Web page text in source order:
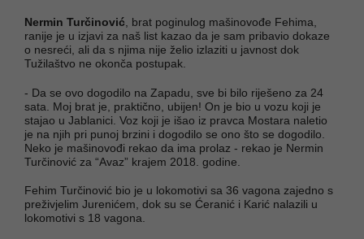
Nermin Turčinović , brat poginulog mašinovođe Fehima,
ranije je u izjavi za naš list kazao da je sam pribavio dokaze
o nesreći, ali da s njima nije želio izlaziti u javnost dok
Tužilaštvo ne okonča postupak.
- Da se ovo dogodilo na Zapadu, sve bi bilo riješeno za 24
sata. Moj brat je, praktično, ubijen! On je bio u vozu koji je
stajao u Jablanici. Voz koji je išao iz pravca Mostara naletio
je na njih pri punoj brzini i dogodilo se ono što se dogodilo.
Neko je mašinovođi rekao da ima prolaz - rekao je Nermin
Turčinović za “Avaz” krajem 2018. godine.
Fehim Turčinović bio je u lokomotivi sa 36 vagona zajedno s
preživjelim Jurenićem, dok su se Ćeranić i Karić nalazili u
lokomotivi s 18 vagona.